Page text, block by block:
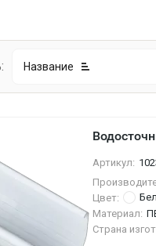
Название
Артикул:
Цвет:
Материал:
Страна